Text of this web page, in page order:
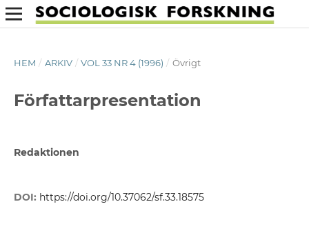
HEM / ARKIV / VOL 33 NR 4 (1996) / Övrigt
Författarpresentation
Redaktionen
DOI: https://doi.org/10.37062/sf.33.18575